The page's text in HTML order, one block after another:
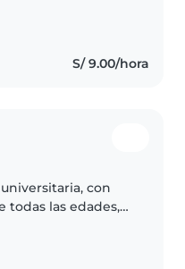
S/ 9.00/hora
con
todas las edades,